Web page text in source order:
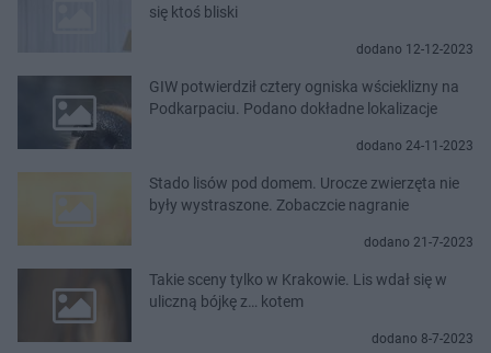
się ktoś bliski
dodano 12-12-2023
GIW potwierdził cztery ogniska wścieklizny na
Podkarpaciu. Podano dokładne lokalizacje
dodano 24-11-2023
Stado lisów pod domem. Urocze zwierzęta nie
były wystraszone. Zobaczcie nagranie
dodano 21-7-2023
Takie sceny tylko w Krakowie. Lis wdał się w
uliczną bójkę z… kotem
dodano 8-7-2023